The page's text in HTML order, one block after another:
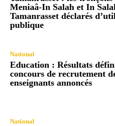
Meniaâ-In Salah et In
Tamanrasset déclarés
publique
National
Education : Résultats
concours de recrutement
enseignants annoncés
National